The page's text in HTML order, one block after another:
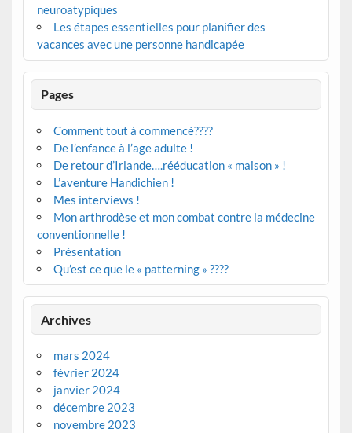
neuroatypiques
Les étapes essentielles pour planifier des
vacances avec une personne handicapée
Pages
Comment tout à commencé????
De l’enfance à l’age adulte !
De retour d’Irlande….rééducation « maison » !
L’aventure Handichien !
Mes interviews !
Mon arthrodèse et mon combat contre la médecine
conventionnelle !
Présentation
Qu’est ce que le « patterning » ????
Archives
mars 2024
février 2024
janvier 2024
décembre 2023
novembre 2023